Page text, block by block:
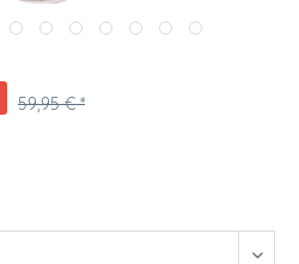
59,95 € *